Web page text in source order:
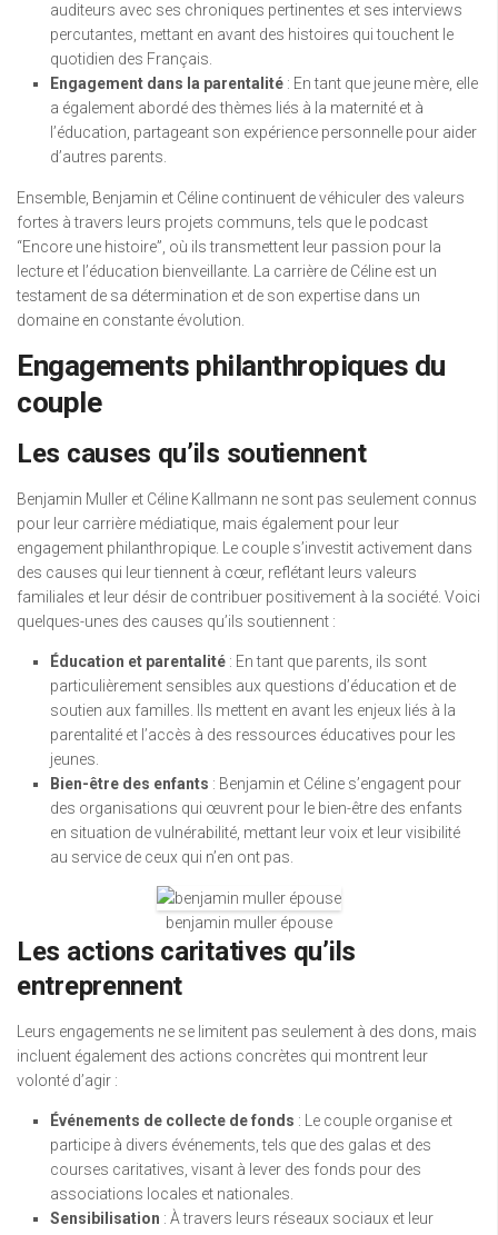
auditeurs avec ses chroniques pertinentes et ses interviews
percutantes, mettant en avant des histoires qui touchent le
quotidien des Français.
Engagement dans la parentalité : En tant que jeune mère, elle
a également abordé des thèmes liés à la maternité et à
l’éducation, partageant son expérience personnelle pour aider
d’autres parents.
Ensemble, Benjamin et Céline continuent de véhiculer des valeurs
fortes à travers leurs projets communs, tels que le podcast
“Encore une histoire”, où ils transmettent leur passion pour la
lecture et l’éducation bienveillante. La carrière de Céline est un
testament de sa détermination et de son expertise dans un
domaine en constante évolution.
Engagements philanthropiques du
couple
Les causes qu’ils soutiennent
Benjamin Muller et Céline Kallmann ne sont pas seulement connus
pour leur carrière médiatique, mais également pour leur
engagement philanthropique. Le couple s’investit activement dans
des causes qui leur tiennent à cœur, reflétant leurs valeurs
familiales et leur désir de contribuer positivement à la société. Voici
quelques-unes des causes qu’ils soutiennent :
Éducation et parentalité : En tant que parents, ils sont
particulièrement sensibles aux questions d’éducation et de
soutien aux familles. Ils mettent en avant les enjeux liés à la
parentalité et l’accès à des ressources éducatives pour les
jeunes.
Bien-être des enfants : Benjamin et Céline s’engagent pour
des organisations qui œuvrent pour le bien-être des enfants
en situation de vulnérabilité, mettant leur voix et leur visibilité
au service de ceux qui n’en ont pas.
benjamin muller épouse
Les actions caritatives qu’ils
entreprennent
Leurs engagements ne se limitent pas seulement à des dons, mais
incluent également des actions concrètes qui montrent leur
volonté d’agir :
Événements de collecte de fonds : Le couple organise et
participe à divers événements, tels que des galas et des
courses caritatives, visant à lever des fonds pour des
associations locales et nationales.
Sensibilisation : À travers leurs réseaux sociaux et leur